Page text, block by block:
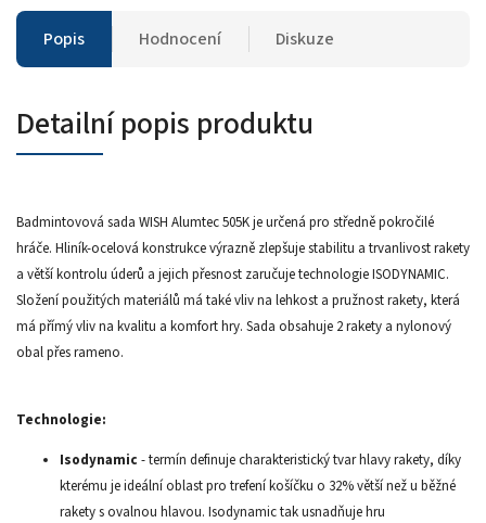
Popis Hodnocení Diskuze
Detailní popis produktu
Badmintovová sada WISH Alumtec 505K je určená pro středně pokročilé
hráče. Hliník-ocelová konstrukce výrazně zlepšuje stabilitu a trvanlivost rakety
a větší kontrolu úderů a jejich přesnost zaručuje technologie ISODYNAMIC.
Složení použitých materiálů má také vliv na lehkost a pružnost rakety, která
má přímý vliv na kvalitu a komfort hry. Sada obsahuje 2 rakety a nylonový
obal přes rameno.
Technologie:
Isodynamic - termín definuje charakteristický tvar hlavy rakety, díky
kterému je ideální oblast pro trefení košíčku o 32% větší než u běžné
rakety s ovalnou hlavou. Isodynamic tak usnadňuje hru